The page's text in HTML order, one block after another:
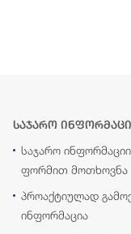
საჯარო
საჯარო
ფორმით მოთხოვნა
პროაქტიულად
ინფორმაცია